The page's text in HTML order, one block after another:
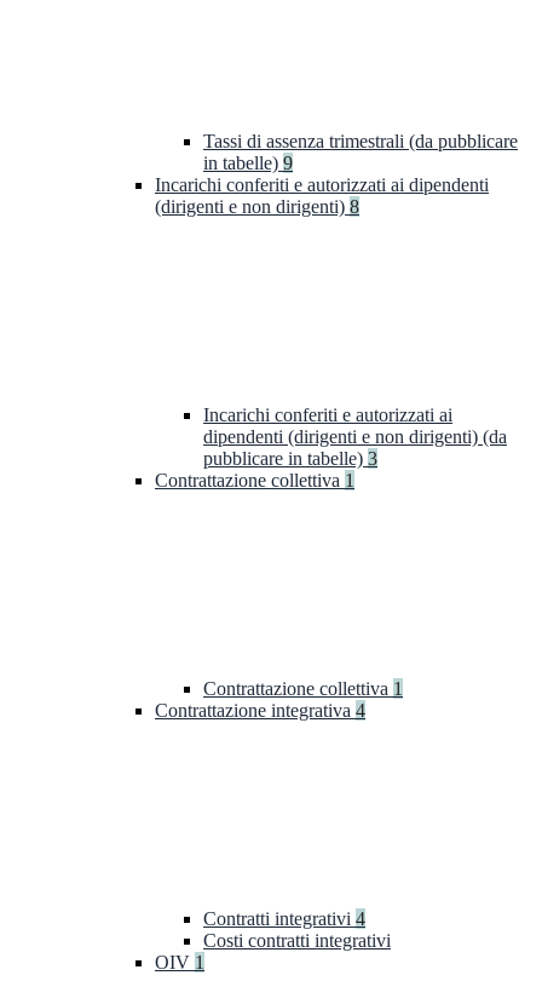
Tassi di assenza trimestrali (da pubblicare
in tabelle) 9
Incarichi conferiti e autorizzati ai dipendenti
(dirigenti e non dirigenti) 8
Incarichi conferiti e autorizzati ai
dipendenti (dirigenti e non dirigenti) (da
pubblicare in tabelle) 3
Contrattazione collettiva 1
Contrattazione collettiva 1
Contrattazione integrativa 4
Contratti integrativi 4
Costi contratti integrativi
OIV 1